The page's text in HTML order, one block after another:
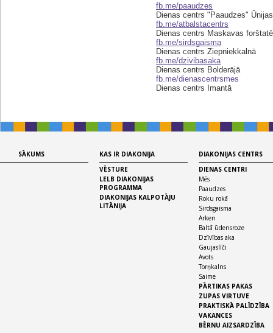
fb.me/paaudzes
Dienas centrs "Paaudzes"
fb.me/atbalstacentrs
Dienas centrs Maskavas forštatē
fb.me/sirdsgaisma
Dienas centrs Ziepniekkalnā
fb.me/dzivibasaka
Dienas centrs Bolderājā
fb.me/dienascentrsmes
Dienas centrs Imantā
SĀKUMS
KAS IR DIAKONIJA
VĒSTURE
LELB DIAKONIJAS
PROGRAMMA
DIAKONIJAS KALPOTĀJU
LITĀNIJA
DIAKONIJAS CENTRS
DIENAS CENTRI
Mēs
Paaudzes
Roku rokā
Sirdsgaisma
Arken
Baltā ūdensroze
Dzīvības aka
Gaujaslīči
Avots
Torņkalns
Saime
PĀRTIKAS PAKAS
ZUPAS VIRTUVE
PRAKTISKĀ PALĪDZĪBA
VAKANCES
BĒRNU AIZSARDZĪBA